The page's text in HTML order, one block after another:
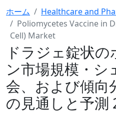
ホーム
Healthcare and
Poliomycetes Vaccine in
Cell) Market
ドラジェ錠状
ン市場規模・シ
会、および傾
の見通しと予測